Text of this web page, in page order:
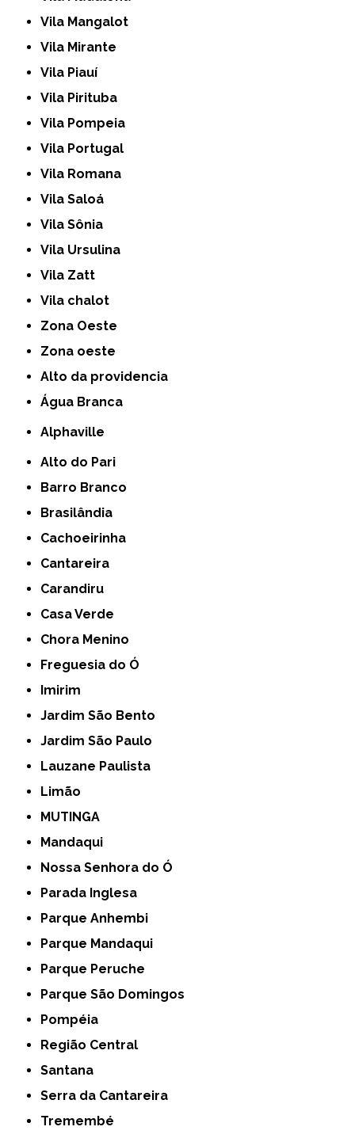
Vila Mangalot
Vila Mirante
Vila Piauí
Vila Pirituba
Vila Pompeia
Vila Portugal
Vila Romana
Vila Saloá
Vila Sônia
Vila Ursulina
Vila Zatt
Vila chalot
Zona Oeste
Zona oeste
alto da providencia
Água Branca
Alphaville
Alto do Pari
Barro Branco
Brasilândia
Cachoeirinha
Cantareira
Carandiru
Casa Verde
Chora Menino
Freguesia do Ó
Imirim
Jardim São Bento
Jardim São Paulo
Lauzane Paulista
Limão
MUTINGA
Mandaqui
Nossa Senhora do Ó
Parada Inglesa
Parque Anhembi
Parque Mandaqui
Parque Peruche
Parque São Domingos
Pompéia
Região Central
Santana
Serra da Cantareira
Tremembé